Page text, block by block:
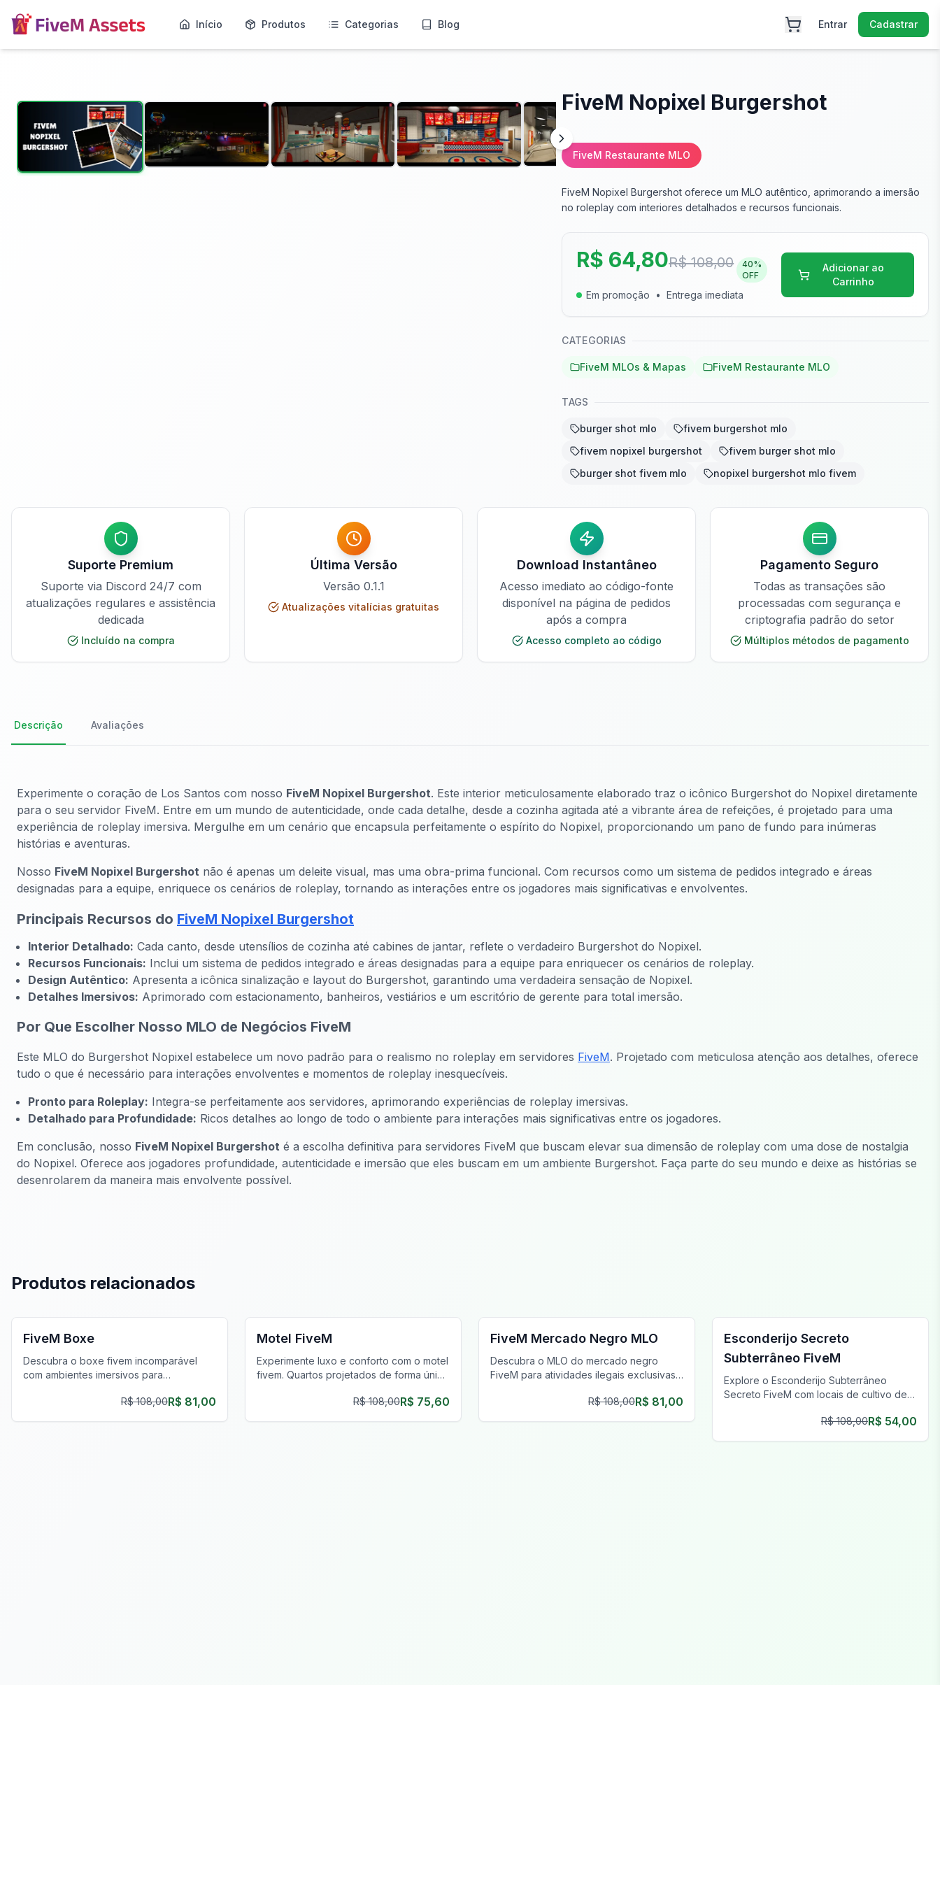
Início Produtos Categorias Blog Entrar Cadastrar
FiveM Nopixel Burgershot
FiveM Restaurante MLO
FiveM Nopixel Burgershot oferece um MLO autêntico, aprimorando a imersão
no roleplay com interiores detalhados e recursos funcionais.
R$ 64,80R$ 108,00 40%
OFF
Em promoção • Entrega imediata
Adicionar ao
Carrinho
CATEGORIAS
FiveM MLOs & Mapas FiveM Restaurante MLO
TAGS
burger shot mlo
fivem burgershot mlo
fivem nopixel burgershot
fivem burger shot mlo
burger shot fivem mlo
nopixel burgershot mlo fivem
Suporte Premium
Suporte via Discord 24/7 com
atualizações regulares e assistência
dedicada
Incluído na compra
Última Versão
Versão 0.1.1
Atualizações vitalícias gratuitas
Download Instantâneo
Acesso imediato ao código-fonte
disponível na página de pedidos
após a compra
Acesso completo ao código
Pagamento Seguro
Todas as transações são
processadas com segurança e
criptografia padrão do setor
Múltiplos métodos de pagamento
Descrição Avaliações
Experimente o coração de Los Santos com nosso FiveM Nopixel Burgershot. Este interior meticulosamente elaborado traz o icônico Burgershot do Nopixel diretamente
para o seu servidor FiveM. Entre em um mundo de autenticidade, onde cada detalhe, desde a cozinha agitada até a vibrante área de refeições, é projetado para uma
experiência de roleplay imersiva. Mergulhe em um cenário que encapsula perfeitamente o espírito do Nopixel, proporcionando um pano de fundo para inúmeras
histórias e aventuras.
Nosso FiveM Nopixel Burgershot não é apenas um deleite visual, mas uma obra-prima funcional. Com recursos como um sistema de pedidos integrado e áreas
designadas para a equipe, enriquece os cenários de roleplay, tornando as interações entre os jogadores mais significativas e envolventes.
Principais Recursos do FiveM Nopixel Burgershot
Interior Detalhado: Cada canto, desde utensílios de cozinha até cabines de jantar, reflete o verdadeiro Burgershot do Nopixel.
Recursos Funcionais: Inclui um sistema de pedidos integrado e áreas designadas para a equipe para enriquecer os cenários de roleplay.
Design Autêntico: Apresenta a icônica sinalização e layout do Burgershot, garantindo uma verdadeira sensação de Nopixel.
Detalhes Imersivos: Aprimorado com estacionamento, banheiros, vestiários e um escritório de gerente para total imersão.
Por Que Escolher Nosso MLO de Negócios FiveM
Este MLO do Burgershot Nopixel estabelece um novo padrão para o realismo no roleplay em servidores FiveM. Projetado com meticulosa atenção aos detalhes, oferece
tudo o que é necessário para interações envolventes e momentos de roleplay inesquecíveis.
Pronto para Roleplay: Integra-se perfeitamente aos servidores, aprimorando experiências de roleplay imersivas.
Detalhado para Profundidade: Ricos detalhes ao longo de todo o ambiente para interações mais significativas entre os jogadores.
Em conclusão, nosso FiveM Nopixel Burgershot é a escolha definitiva para servidores FiveM que buscam elevar sua dimensão de roleplay com uma dose de nostalgia
do Nopixel. Oferece aos jogadores profundidade, autenticidade e imersão que eles buscam em um ambiente Burgershot. Faça parte do seu mundo e deixe as histórias se
desenrolarem da maneira mais envolvente possível.
Produtos relacionados
FiveM Boxe
Descubra o boxe fivem incomparável
com ambientes imersivos para
experiência de jogo virtual hoje!
R$ 108,00R$ 81,00
Motel FiveM
Experimente luxo e conforto com o motel
fivem. Quartos projetados de forma única
aprimorando sua jornada de jogo.
R$ 108,00R$ 75,60
FiveM Mercado Negro MLO
Descubra o MLO do mercado negro
FiveM para atividades ilegais exclusivas
R$ 108,00R$ 81,00
Esconderijo Secreto
Subterrâneo FiveM
Explore o Esconderijo Subterrâneo
Secreto FiveM com locais de cultivo de
operações clandestinas eR$ 108,00R$ 54,00